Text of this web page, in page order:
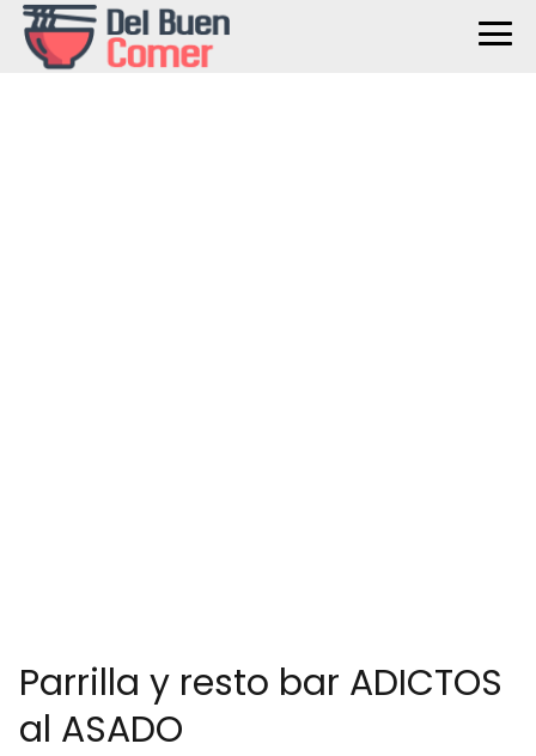
Parrilla y resto bar ADICTOS
al ASADO